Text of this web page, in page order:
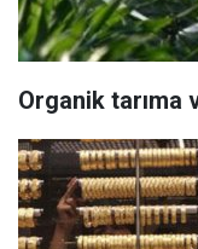
Organik tarıma